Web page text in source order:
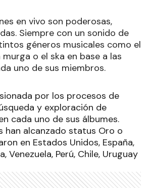
en vivo son poderosas,
Siempre con un sonido de
géneros musicales como el
murga o el ska en base a las
uno de sus miembros.
por los procesos de
y exploración de
cada uno de sus álbumes.
han alcanzado status Oro o
en Estados Unidos, España,
Venezuela, Perú, Chile, Uruguay